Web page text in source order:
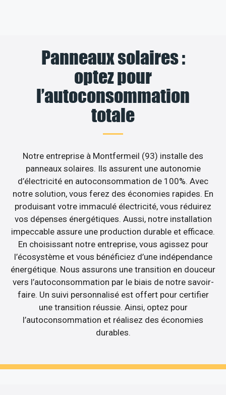
Panneaux solaires :
optez pour
l’autoconsommation
totale
Notre entreprise à Montfermeil (93) installe des
panneaux solaires. Ils assurent une autonomie
d’électricité en autoconsommation de 100%. Avec
notre solution, vous ferez des économies rapides. En
produisant votre immaculé électricité, vous réduirez
vos dépenses énergétiques. Aussi, notre installation
impeccable assure une production durable et efficace.
En choisissant notre entreprise, vous agissez pour
l’écosystème et vous bénéficiez d’une indépendance
énergétique. Nous assurons une transition en douceur
vers l’autoconsommation par le biais de notre savoir-
faire. Un suivi personnalisé est offert pour certifier
une transition réussie. Ainsi, optez pour
l’autoconsommation et réalisez des économies
durables.